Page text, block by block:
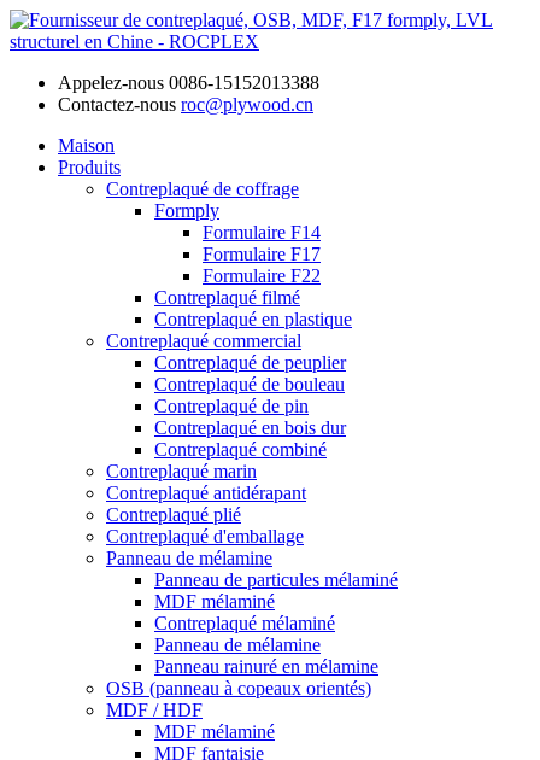
Appelez-nous 0086-15152013388
Contactez-nous roc@plywood.cn
Maison
Produits
Contreplaqué de coffrage
Formply
Formulaire F14
Formulaire F17
Formulaire F22
Contreplaqué filmé
Contreplaqué en plastique
Contreplaqué commercial
Contreplaqué de peuplier
Contreplaqué de bouleau
Contreplaqué de pin
Contreplaqué en bois dur
Contreplaqué combiné
Contreplaqué marin
Contreplaqué antidérapant
Contreplaqué plié
Contreplaqué d'emballage
Panneau de mélamine
Panneau de particules mélaminé
MDF mélaminé
Contreplaqué mélaminé
Panneau de mélamine
Panneau rainuré en mélamine
OSB (panneau à copeaux orientés)
MDF / HDF
MDF mélaminé
MDF fantaisie